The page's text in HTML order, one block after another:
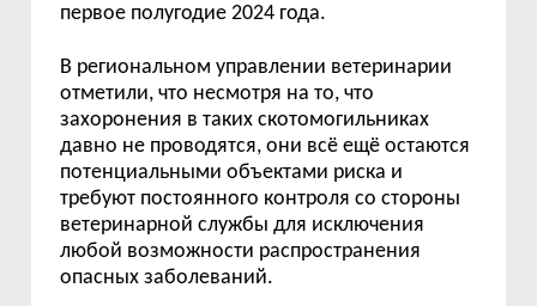
первое полугодие 2024 года.
В региональном управлении ветеринарии
отметили, что несмотря на то, что
захоронения в таких скотомогильниках
давно не проводятся, они всё ещё остаются
потенциальными объектами риска и
требуют постоянного контроля со стороны
ветеринарной службы для исключения
любой возможности распространения
опасных заболеваний.